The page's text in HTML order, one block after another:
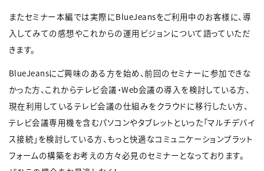
またセミナー本編では実際にBlueJeansをご利用中のお客様に、導
入してみての感想やこれからの運用ビジョンについて語っていただ
きます。
BlueJeansにご興味のある方を始め、前回のセミナーに参加できな
かった方、これからテレビ会議・Web会議の導入を検討している方、
現在利用しているテレビ会議の仕組みをクラウドに移行したい方、
テレビ会議専用機を含むパソコンやタブレットといった「マルチデバイ
ス接続」を検討している方、もっと快適なコミュニケーションプラット
フォームの構築をお考えの方々必見のセミナーとなっております。